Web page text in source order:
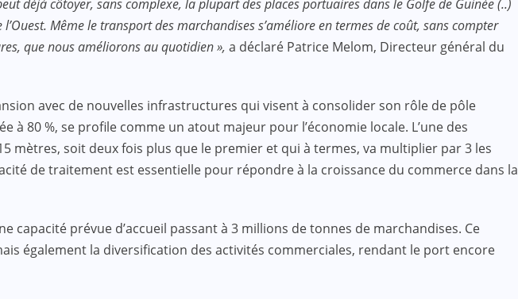
déjà côtoyer, sans complexe, la plupart des places portuaires dans le Golfe de Guinée (..)
Même le transport des marchandises s’améliore en termes de coût, sans compter
que nous améliorons au quotidien », a déclaré Patrice Melom, Directeur général du
avec de nouvelles infrastructures qui visent à consolider son rôle de pôle
80 %, se profile comme un atout majeur pour l’économie locale. L’une des
mètres, soit deux fois plus que le premier et qui à termes, va multiplier par 3 les
de traitement est essentielle pour répondre à la croissance du commerce dans la
prévue d’accueil passant à 3 millions de tonnes de marchandises. Ce
également la diversification des activités commerciales, rendant le port encore